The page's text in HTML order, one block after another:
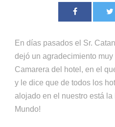
En días pasados el Sr.
dejó un agradecimiento
Camarera del hotel, en el
y le dice que de todos los
alojado en el nuestro está la
Mundo!